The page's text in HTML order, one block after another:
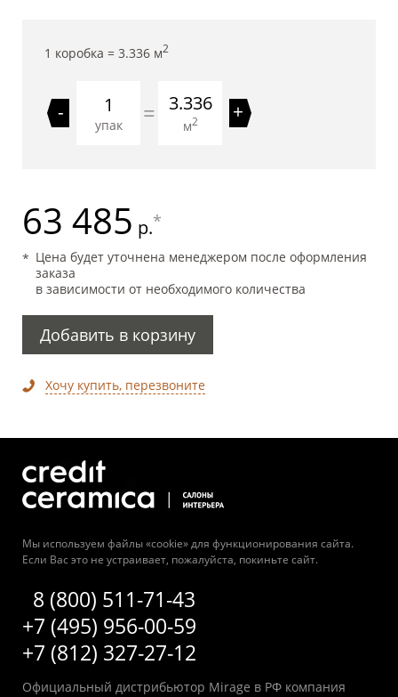
1 коробка = 3.336 м2
-
упак = 3.336
м2 +
63 485 р.*
Цена будет уточнена менеджером после оформления
заказа
в зависимости от необходимого количества
Добавить в корзину
Хочу купить, перезвоните
Мы используем файлы «cookie» для функционирования сайта.
Если Вас это не устраивает, пожалуйста, покиньте сайт.
8 (800) 511-71-43
+7 (495) 956-00-59
+7 (812) 327-27-12
Официальный дистрибьютор Mirage в РФ компания